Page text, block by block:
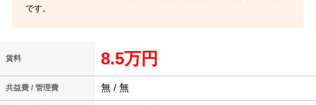
です。
賃料 8.5万円
共益費 / 管理費 無 / 無